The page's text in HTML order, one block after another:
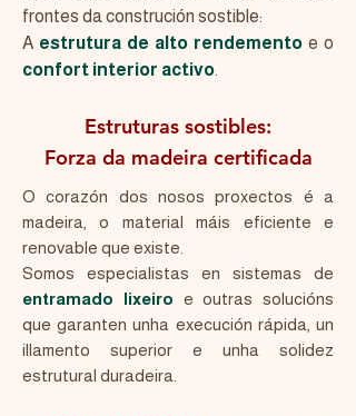
frontes da construción sostible:
A estrutura de alto rendemento e o
confort interior activo.
Estruturas sostibles:
Forza da madeira certificada
O corazón dos nosos proxectos é a
madeira, o material máis eficiente e
renovable que existe.
Somos especialistas en sistemas de
entramado lixeiro e outras solucións
que garanten unha execución rápida, un
illamento superior e unha solidez
estrutural duradeira.